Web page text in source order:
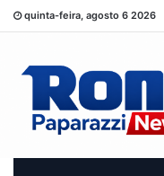
quinta-feira, agosto 6 2026